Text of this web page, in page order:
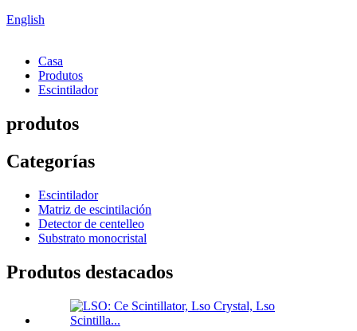
English
Casa
Produtos
Escintilador
produtos
Categorías
Escintilador
Matriz de escintilación
Detector de centelleo
Substrato monocristal
Produtos destacados